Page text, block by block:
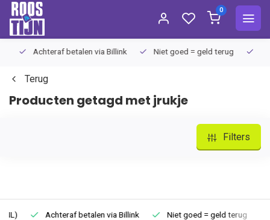
0
Achteraf betalen via Billink Niet goed = geld terug
Terug
Producten getagd met jrukje
Filters
Achteraf betalen via Billink Niet goed = geld terug